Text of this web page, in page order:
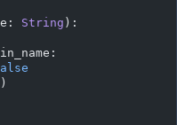
String ):